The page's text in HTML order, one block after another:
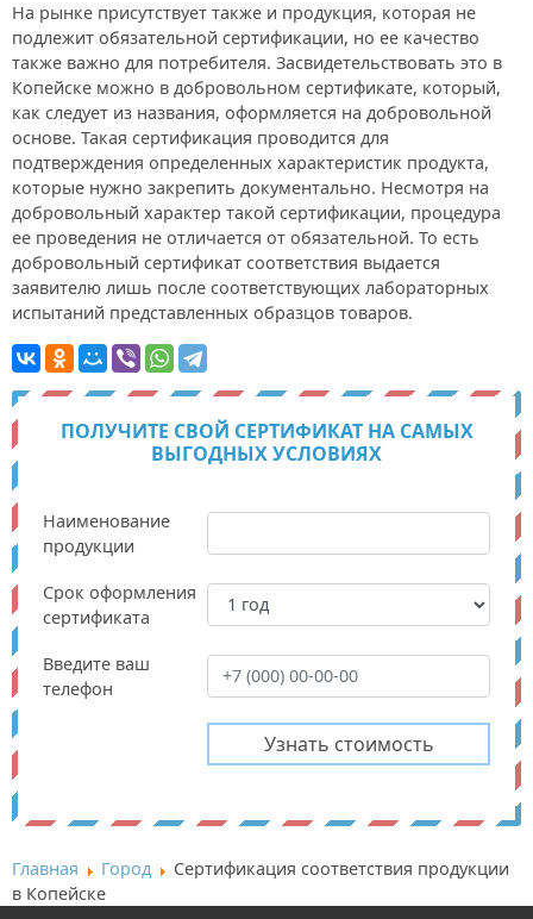
На рынке присутствует также и продукция, которая не
подлежит обязательной сертификации, но ее качество
также важно для потребителя. Засвидетельствовать это в
Копейске можно в добровольном сертификате, который,
как следует из названия, оформляется на добровольной
основе. Такая сертификация проводится для
подтверждения определенных характеристик продукта,
которые нужно закрепить документально. Несмотря на
добровольный характер такой сертификации, процедура
ее проведения не отличается от обязательной. То есть
добровольный сертификат соответствия выдается
заявителю лишь после соответствующих лабораторных
испытаний представленных образцов товаров.
ПОЛУЧИТЕ СВОЙ СЕРТИФИКАТ НА САМЫХ
ВЫГОДНЫХ УСЛОВИЯХ
Наименование
продукции
Срок оформления
сертификата
Введите ваш
телефон
Главная Город
Сертификация соответствия продукции
в Копейске